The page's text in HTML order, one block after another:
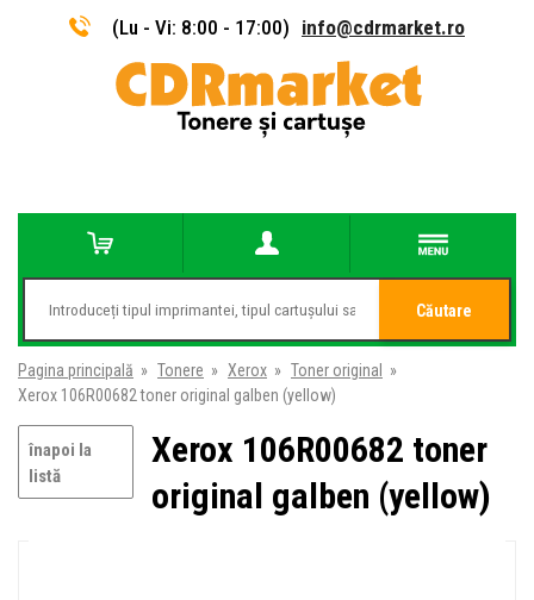
(Lu - Vi: 8:00 - 17:00) info@cdrmarket.ro
Căutare
Pagina principală » Tonere » Xerox » Toner original
»
Xerox 106R00682 toner original galben (yellow)
înapoi la
listă
Xerox 106R00682 toner
original galben (yellow)